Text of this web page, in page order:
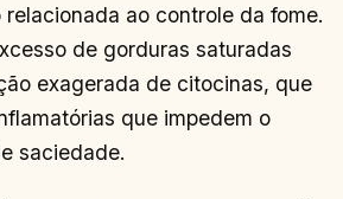
ao controle da fome.
de gorduras saturadas
exagerada de citocinas, que
que impedem o
saciedade.